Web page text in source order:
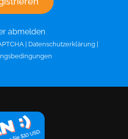
abmelden
| Datenschutzerklärung |